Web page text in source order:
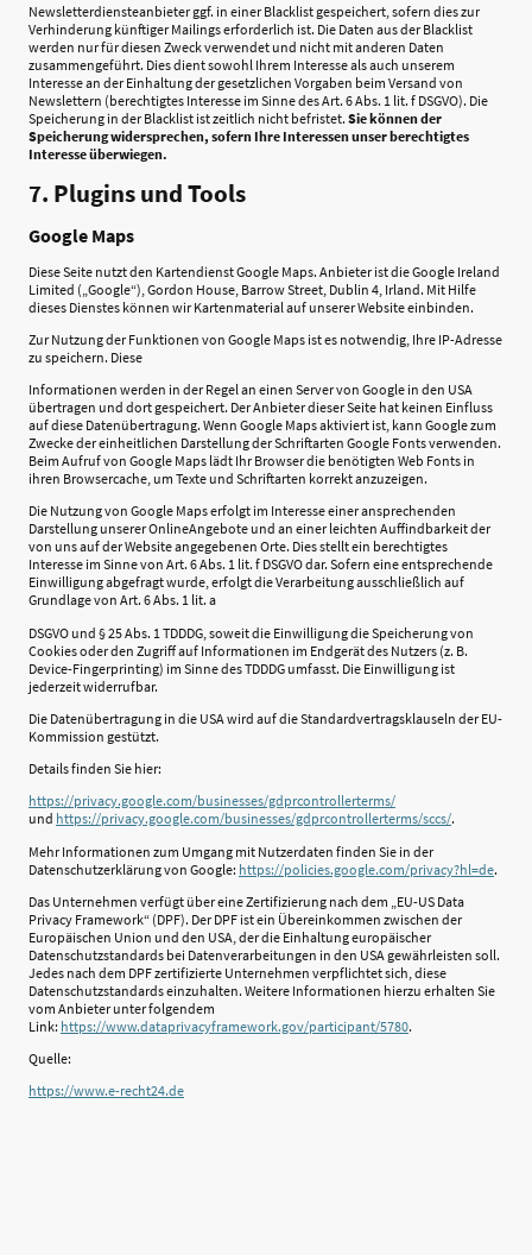
Newsletterdiensteanbieter ggf. in einer Blacklist gespeichert, sofern dies zur
Verhinderung künftiger Mailings erforderlich ist. Die Daten aus der Blacklist
werden nur für diesen Zweck verwendet und nicht mit anderen Daten
zusammengeführt. Dies dient sowohl Ihrem Interesse als auch unserem
Interesse an der Einhaltung der gesetzlichen Vorgaben beim Versand von
Newslettern (berechtigtes Interesse im Sinne des Art. 6 Abs. 1 lit. f DSGVO). Die
Speicherung in der Blacklist ist zeitlich nicht befristet. Sie können der
Speicherung widersprechen, sofern Ihre Interessen unser berechtigtes
Interesse überwiegen.
7. Plugins und Tools
Google Maps
Diese Seite nutzt den Kartendienst Google Maps. Anbieter ist die Google Ireland
Limited („Google“), Gordon House, Barrow Street, Dublin 4, Irland. Mit Hilfe
dieses Dienstes können wir Kartenmaterial auf unserer Website einbinden.
Zur Nutzung der Funktionen von Google Maps ist es notwendig, Ihre IP-Adresse
zu speichern. Diese
Informationen werden in der Regel an einen Server von Google in den USA
übertragen und dort gespeichert. Der Anbieter dieser Seite hat keinen Einfluss
auf diese Datenübertragung. Wenn Google Maps aktiviert ist, kann Google zum
Zwecke der einheitlichen Darstellung der Schriftarten Google Fonts verwenden.
Beim Aufruf von Google Maps lädt Ihr Browser die benötigten Web Fonts in
ihren Browsercache, um Texte und Schriftarten korrekt anzuzeigen.
Die Nutzung von Google Maps erfolgt im Interesse einer ansprechenden
Darstellung unserer OnlineAngebote und an einer leichten Auffindbarkeit der
von uns auf der Website angegebenen Orte. Dies stellt ein berechtigtes
Interesse im Sinne von Art. 6 Abs. 1 lit. f DSGVO dar. Sofern eine entsprechende
Einwilligung abgefragt wurde, erfolgt die Verarbeitung ausschließlich auf
Grundlage von Art. 6 Abs. 1 lit. a
DSGVO und § 25 Abs. 1 TDDDG, soweit die Einwilligung die Speicherung von
Cookies oder den Zugriff auf Informationen im Endgerät des Nutzers (z. B.
Device-Fingerprinting) im Sinne des TDDDG umfasst. Die Einwilligung ist
jederzeit widerrufbar.
Die Datenübertragung in die USA wird auf die Standardvertragsklauseln der EU-
Kommission gestützt.
Details finden Sie hier:
https://privacy.google.com/businesses/gdprcontrollerterms/
und https://privacy.google.com/businesses/gdprcontrollerterms/sccs/.
Mehr Informationen zum Umgang mit Nutzerdaten finden Sie in der
Datenschutzerklärung von Google: https://policies.google.com/privacy?hl=de.
Das Unternehmen verfügt über eine Zertifizierung nach dem „EU-US Data
Privacy Framework“ (DPF). Der DPF ist ein Übereinkommen zwischen der
Europäischen Union und den USA, der die Einhaltung europäischer
Datenschutzstandards bei Datenverarbeitungen in den USA gewährleisten soll.
Jedes nach dem DPF zertifizierte Unternehmen verpflichtet sich, diese
Datenschutzstandards einzuhalten. Weitere Informationen hierzu erhalten Sie
vom Anbieter unter folgendem
Link: https://www.dataprivacyframework.gov/participant/5780.
Quelle:
https://www.e-recht24.de